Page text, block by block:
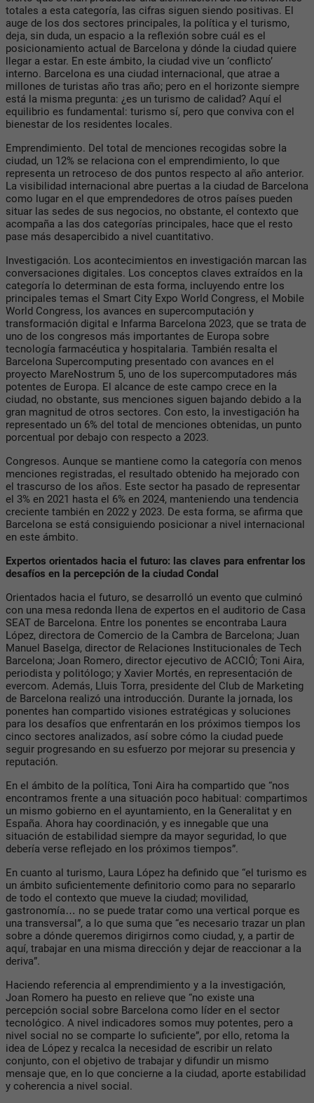
totales a esta categoría, las cifras siguen siendo positivas. El
auge de los dos sectores principales, la política y el turismo,
deja, sin duda, un espacio a la reflexión sobre cuál es el
posicionamiento actual de Barcelona y dónde la ciudad quiere
llegar a estar. En este ámbito, la ciudad vive un ‘conflicto’
interno. Barcelona es una ciudad internacional, que atrae a
millones de turistas año tras año; pero en el horizonte siempre
está la misma pregunta: ¿es un turismo de calidad? Aquí el
equilibrio es fundamental: turismo sí, pero que conviva con el
bienestar de los residentes locales.
Emprendimiento. Del total de menciones recogidas sobre la
ciudad, un 12% se relaciona con el emprendimiento, lo que
representa un retroceso de dos puntos respecto al año anterior.
La visibilidad internacional abre puertas a la ciudad de Barcelona
como lugar en el que emprendedores de otros países pueden
situar las sedes de sus negocios, no obstante, el contexto que
acompaña a las dos categorías principales, hace que el resto
pase más desapercibido a nivel cuantitativo.
Investigación. Los acontecimientos en investigación marcan las
conversaciones digitales. Los conceptos claves extraídos en la
categoría lo determinan de esta forma, incluyendo entre los
principales temas el Smart City Expo World Congress, el Mobile
World Congress, los avances en supercomputación y
transformación digital e Infarma Barcelona 2023, que se trata de
uno de los congresos más importantes de Europa sobre
tecnología farmacéutica y hospitalaria. También resalta el
Barcelona Supercomputing presentado con avances en el
proyecto MareNostrum 5, uno de los supercomputadores más
potentes de Europa. El alcance de este campo crece en la
ciudad, no obstante, sus menciones siguen bajando debido a la
gran magnitud de otros sectores. Con esto, la investigación ha
representado un 6% del total de menciones obtenidas, un punto
porcentual por debajo con respecto a 2023.
Congresos. Aunque se mantiene como la categoría con menos
menciones registradas, el resultado obtenido ha mejorado con
el trascurso de los años. Este sector ha pasado de representar
el 3% en 2021 hasta el 6% en 2024, manteniendo una tendencia
creciente también en 2022 y 2023. De esta forma, se afirma que
Barcelona se está consiguiendo posicionar a nivel internacional
en este ámbito.
Expertos orientados hacia el futuro: las claves para enfrentar los
desafíos en la percepción de la ciudad Condal
Orientados hacia el futuro, se desarrolló un evento que culminó
con una mesa redonda llena de expertos en el auditorio de Casa
SEAT de Barcelona. Entre los ponentes se encontraba Laura
López, directora de Comercio de la Cambra de Barcelona; Juan
Manuel Baselga, director de Relaciones Institucionales de Tech
Barcelona; Joan Romero, director ejecutivo de ACCIÓ; Toni Aira,
periodista y politólogo; y Xavier Mortés, en representación de
evercom. Además, Lluis Torra, presidente del Club de Marketing
de Barcelona realizó una introducción. Durante la jornada, los
ponentes han compartido visiones estratégicas y soluciones
para los desafíos que enfrentarán en los próximos tiempos los
cinco sectores analizados, así sobre cómo la ciudad puede
seguir progresando en su esfuerzo por mejorar su presencia y
reputación.
En el ámbito de la política, Toni Aira ha compartido que “nos
encontramos frente a una situación poco habitual: compartimos
un mismo gobierno en el ayuntamiento, en la Generalitat y en
España. Ahora hay coordinación, y es innegable que una
situación de estabilidad siempre da mayor seguridad, lo que
debería verse reflejado en los próximos tiempos”.
En cuanto al turismo, Laura López ha definido que “el turismo es
un ámbito suficientemente definitorio como para no separarlo
de todo el contexto que mueve la ciudad; movilidad,
gastronomía… no se puede tratar como una vertical porque es
una transversal”, a lo que suma que “es necesario trazar un plan
sobre a dónde queremos dirigirnos como ciudad, y, a partir de
aquí, trabajar en una misma dirección y dejar de reaccionar a la
deriva”.
Haciendo referencia al emprendimiento y a la investigación,
Joan Romero ha puesto en relieve que “no existe una
percepción social sobre Barcelona como líder en el sector
tecnológico. A nivel indicadores somos muy potentes, pero a
nivel social no se comparte lo suficiente”, por ello, retoma la
idea de López y recalca la necesidad de escribir un relato
conjunto, con el objetivo de trabajar y difundir un mismo
mensaje que, en lo que concierne a la ciudad, aporte estabilidad
y coherencia a nivel social.